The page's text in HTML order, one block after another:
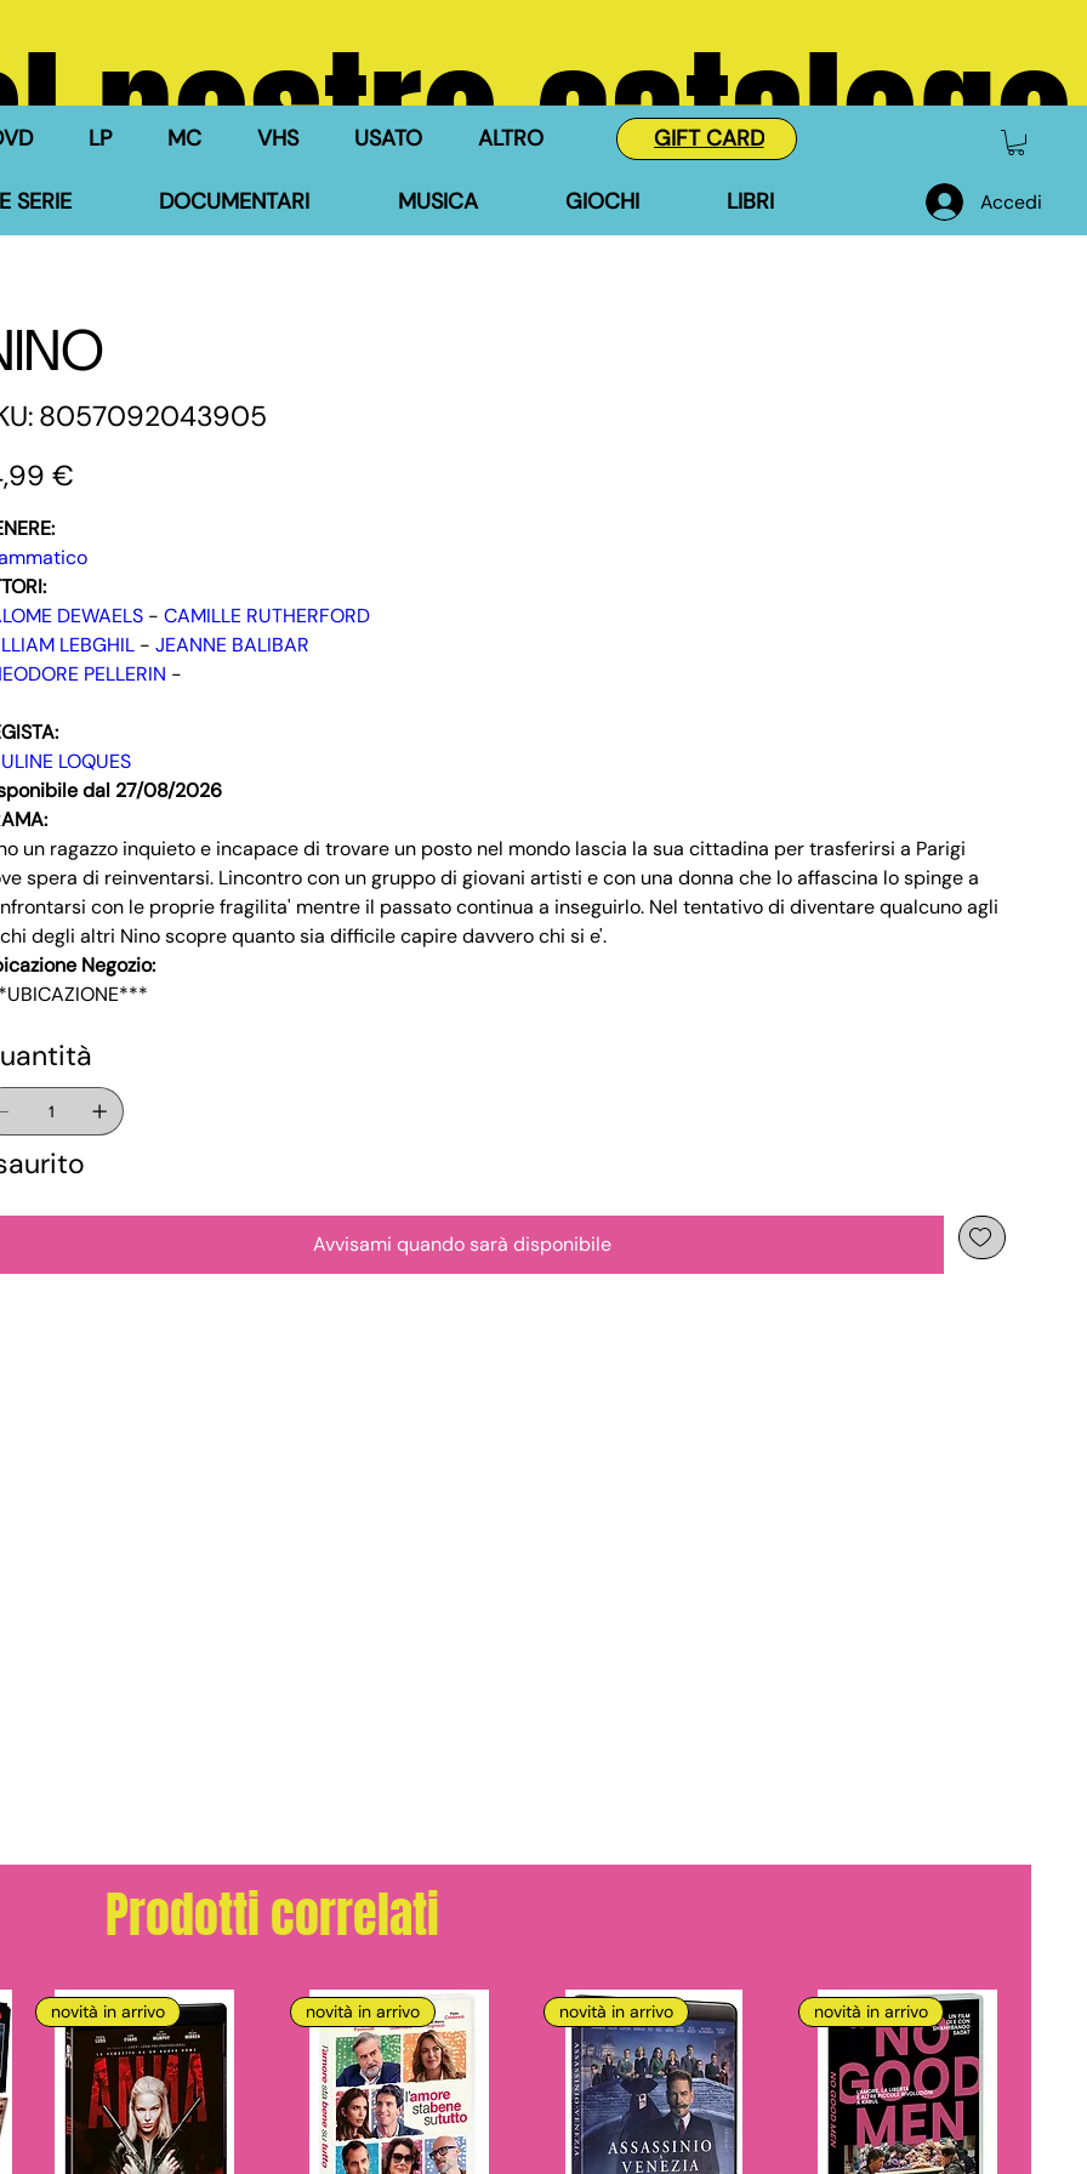
LP MC VHS USATO ALTRO
SERIE DOCUMENTARI MUSICA GIOCHI LIBRI
GIFT CARD
Accedi
nostro catalogo
SKU
8057092043905
8057092043905
€
DEWAELS -CAMILLE RUTHERFORD
LEBGHIL -JEANNE BALIBAR
PELLERIN -
LOQUES
dal 27/08/2026
un ragazzo inquieto e incapace di trovare un posto nel mondo lascia la sua cittadina per trasferirsi a Parigi
spera di reinventarsi. Lincontro con un gruppo di giovani artisti e con una donna che lo affascina lo spinge a
con le proprie fragilita' mentre il passato continua a inseguirlo. Nel tentativo di diventare qualcuno agli
degli altri Nino scopre quanto sia difficile capire davvero chi si e'.
Negozio:
Avvisami quando sarà disponibile
Prodotti correlati
novità in arrivo novità in arrivo novità in arrivo novità in arrivo